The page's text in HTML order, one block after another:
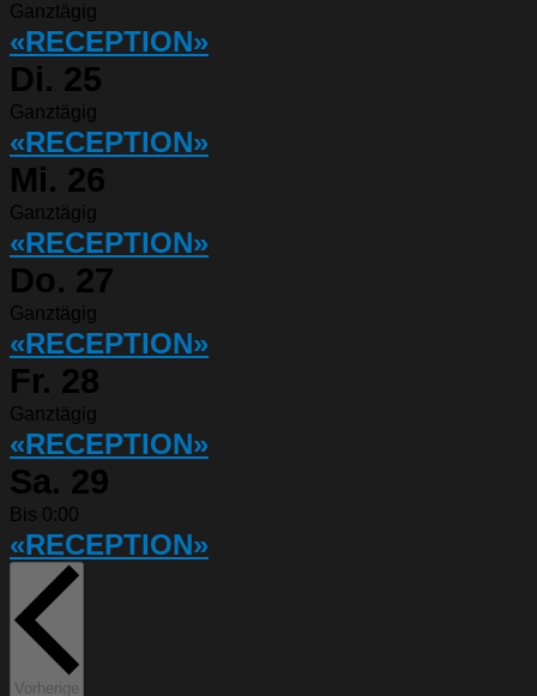
Ganztägig
«RECEPTION»
Di. 25
Ganztägig
«RECEPTION»
Mi. 26
Ganztägig
«RECEPTION»
Do. 27
Ganztägig
«RECEPTION»
Fr. 28
Ganztägig
«RECEPTION»
Sa. 29
Bis 0:00
«RECEPTION»
Vorherige